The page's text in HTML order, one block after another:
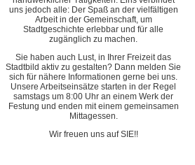
uns jedoch alle: Der Spaß an der vielfältigen
Arbeit in der Gemeinschaft, um
Stadtgeschichte erlebbar und für alle
zugänglich zu machen.
Sie haben auch Lust, in Ihrer Freizeit das
Stadtbild aktiv zu gestalten? Dann melden Sie
sich für nähere Informationen gerne bei uns.
Unsere Arbeitseinsätze starten in der Regel
samstags um 8:00 Uhr an einem Werk der
Festung und enden mit einem gemeinsamen
Mittagessen.
Wir freuen uns auf SIE!!